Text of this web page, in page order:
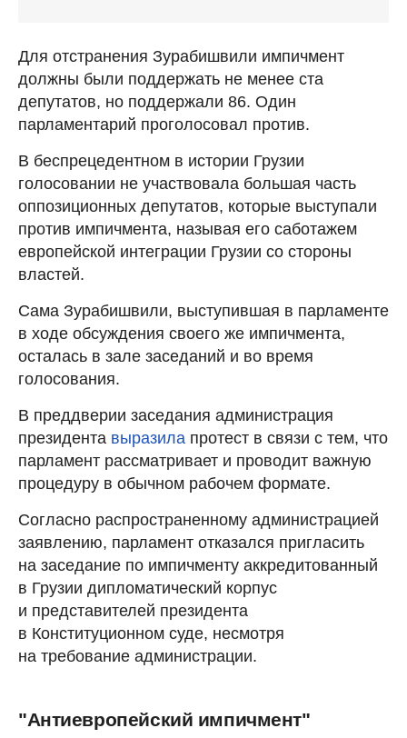
Для отстранения Зурабишвили импичмент
должны были поддержать не менее ста
депутатов, но поддержали 86. Один
парламентарий проголосовал против.
В беспрецедентном в истории Грузии
голосовании не участвовала большая часть
оппозиционных депутатов, которые выступали
против импичмента, называя его саботажем
европейской интеграции Грузии со стороны
властей.
Сама Зурабишвили, выступившая в парламенте
в ходе обсуждения своего же импичмента,
осталась в зале заседаний и во время
голосования.
В преддверии заседания администрация
президента выразила протест в связи с тем, что
парламент рассматривает и проводит важную
процедуру в обычном рабочем формате.
Согласно распространенному администрацией
заявлению, парламент отказался пригласить
на заседание по импичменту аккредитованный
в Грузии дипломатический корпус
и представителей президента
в Конституционном суде, несмотря
на требование администрации.
"Антиевропейский импичмент"